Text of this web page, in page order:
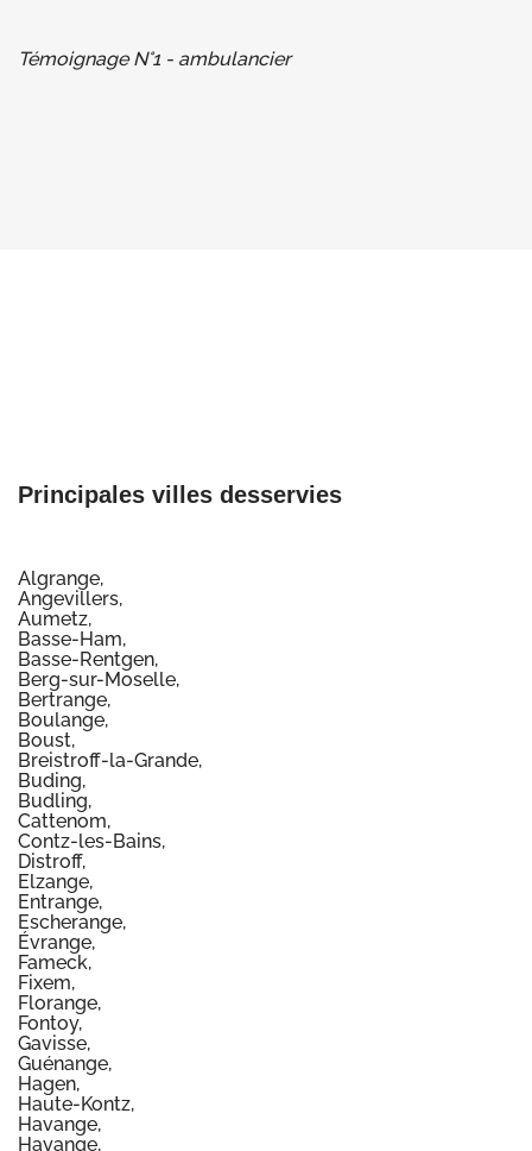
Témoignage N°1 - ambulancier
Principales villes desservies
Algrange,
Angevillers,
Aumetz,
Basse-Ham,
Basse-Rentgen,
Berg-sur-Moselle,
Bertrange,
Boulange,
Boust,
Breistroff-la-Grande,
Buding,
Budling,
Cattenom,
Contz-les-Bains,
Distroff,
Elzange,
Entrange,
Escherange,
Évrange,
Fameck,
Fixem,
Florange,
Fontoy,
Gavisse,
Guénange,
Hagen,
Haute-Kontz,
Havange,
Hayange,